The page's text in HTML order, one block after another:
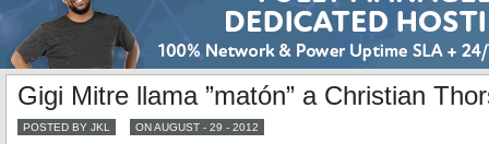
Gigi Mitre llama ”matón” a Christian
POSTED BY JKL ON AUGUST - 29 - 2012